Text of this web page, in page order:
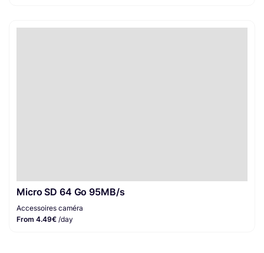
Micro SD 64 Go 95MB/s
Accessoires caméra
From 4.49€ /day